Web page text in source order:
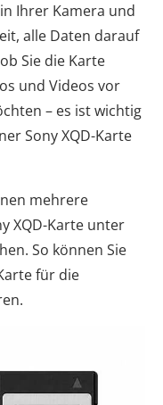
Ihrer Kamera und
alle Daten darauf
Sie die Karte
und Videos vor
– es ist wichtig
Sony XQD-Karte
mehrere
XQD-Karte unter
So können Sie
für die